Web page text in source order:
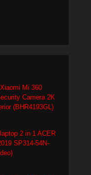
Mi 360
Camera 2K
(BHR4193GL)
2 in 1 ACER
SP314-54N-